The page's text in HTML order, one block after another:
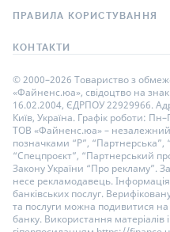
ПРАВИЛА КОРИСТУВАННЯ
КОНТАКТИ
© 2000–2026 Товариство з
«Файненс.юа», свідоцтво на знак
16.02.2004, ЄДРПОУ 22929966.
Київ, Україна. Графік роботи:
ТОВ «Файненс.юа» –
позначками “Р”, “Партнерська”,
“Спецпроєкт”, “Партнерський
Закону України “Про рекламу”.
несе рекламодавець.
банківських послуг.
та послуги можна подивитися на
банку. Використання матеріалів